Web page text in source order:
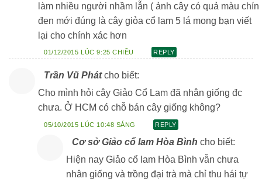
làm nhiều người nhầm lẫn ( ảnh cây có quả màu chín
đen mới đúng là cây giỏa cổ lam 5 lá mong bạn viết
lại cho chính xác hơn
01/12/2015 LÚC 9:25 CHIỀU REPLY
Trần Vũ Phát cho biết:
Cho mình hỏi cây Giảo Cổ Lam đã nhân giống đc
chưa. Ở HCM có chỗ bán cây giống không?
05/10/2015 LÚC 10:48 SÁNG REPLY
Cơ sở Giảo cổ lam Hòa Bình cho biết:
Hiện nay Giảo cổ lam Hòa Bình vẫn chưa
nhân giống và trồng đại trà mà chỉ thu hái tự